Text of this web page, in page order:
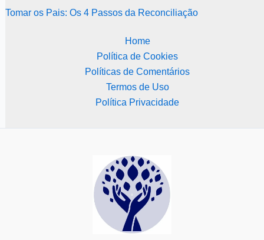
Tomar os Pais: Os 4 Passos da Reconciliação
Home
Política de Cookies
Políticas de Comentários
Termos de Uso
Política Privacidade